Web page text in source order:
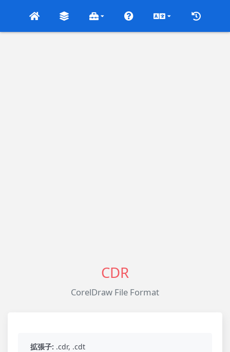
CDR
CorelDraw File Format
拡張子: .cdr, .cdt